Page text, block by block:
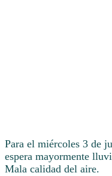
Para el miércoles 3 de
espera mayormente
Mala calidad del aire.